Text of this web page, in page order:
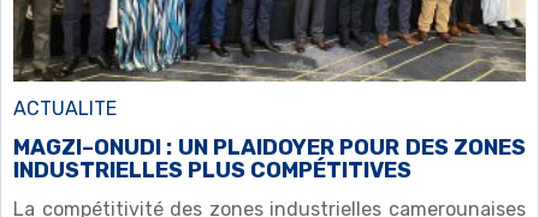
ACTUALITE
MAGZI–ONUDI : UN PLAIDOYER POUR DES ZONES
INDUSTRIELLES PLUS COMPÉTITIVES
La compétitivité des zones industrielles camerounaises